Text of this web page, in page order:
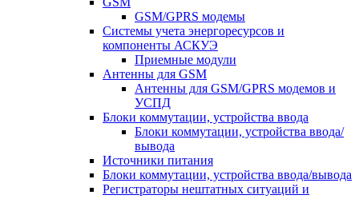
GSM/GPRS модемы
Системы учета энергоресурсов и
компоненты АСКУЭ
Приемные модули
Антенны для GSM
Антенны для GSM/GPRS модемов и
УСПД
Блоки коммутации, устройства ввода
Блоки коммутации, устройства ввода/
вывода
Источники питания
Блоки коммутации, устройства ввода/вывода
Регистраторы нештатных ситуаций и